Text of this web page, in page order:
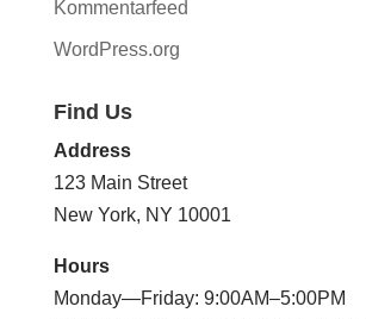
Kommentarfeed
WordPress.org
Find Us
Address
123 Main Street
New York, NY 10001
Hours
Monday—Friday: 9:00AM–5:00PM